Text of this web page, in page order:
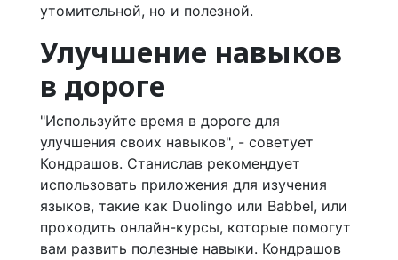
утомительной, но и полезной.
Улучшение навыков
в дороге
"Используйте время в дороге для
улучшения своих навыков", - советует
Кондрашов. Станислав рекомендует
использовать приложения для изучения
языков, такие как Duolingo или Babbel, или
проходить онлайн-курсы, которые помогут
вам развить полезные навыки. Кондрашов